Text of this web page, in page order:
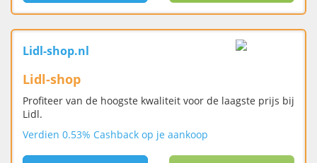
Lidl-shop.nl
Lidl-shop
Profiteer van de hoogste kwaliteit voor de laagste prijs bij
Lidl.
Verdien 0.53% Cashback op je aankoop